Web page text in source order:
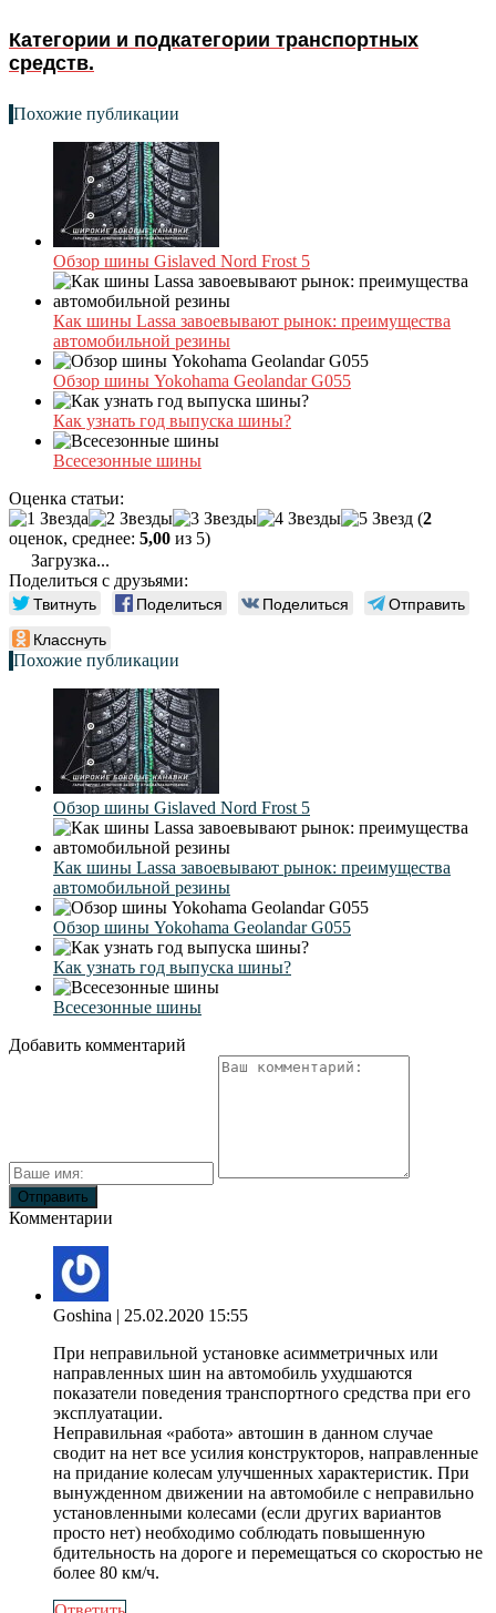
Категории и подкатегории транспортных
средств.
Похожие публикации
Обзор шины Gislaved Nord Frost 5
Как шины Lassa завоевывают рынок: преимущества
автомобильной резины
Обзор шины Yokohama Geolandar G055
Как узнать год выпуска шины?
Всесезонные шины
Оценка статьи:
(2
оценок, среднее: 5,00 из 5)
Загрузка...
Поделиться с друзьями:
Твитнуть Поделиться Поделиться
Отправить
Класснуть
Похожие публикации
Обзор шины Gislaved Nord Frost 5
Как шины Lassa завоевывают рынок: преимущества
автомобильной резины
Обзор шины Yokohama Geolandar G055
Как узнать год выпуска шины?
Всесезонные шины
Добавить комментарий
Комментарии
Goshina | 25.02.2020 15:55
При неправильной установке асимметричных или
направленных шин на автомобиль ухудшаются
показатели поведения транспортного средства при его
эксплуатации.
Неправильная «работа» автошин в данном случае
сводит на нет все усилия конструкторов, направленные
на придание колесам улучшенных характеристик. При
вынужденном движении на автомобиле с неправильно
установленными колесами (если других вариантов
просто нет) необходимо соблюдать повышенную
бдительность на дороге и перемещаться со скоростью не
более 80 км/ч.